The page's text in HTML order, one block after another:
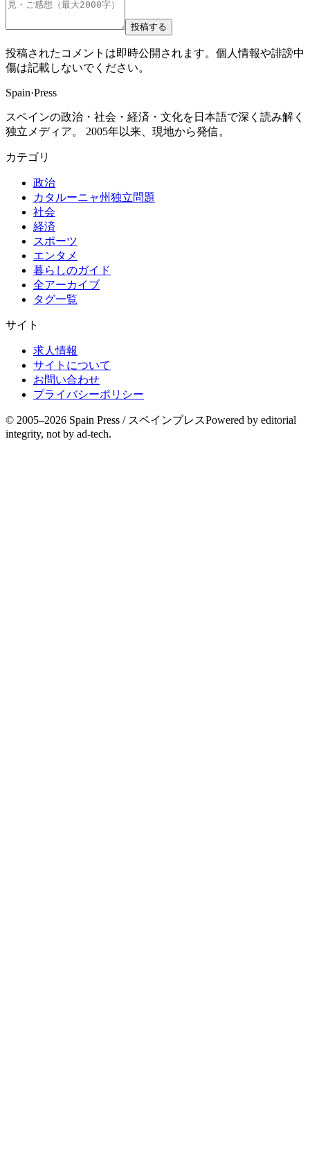
投稿する
投稿されたコメントは即時公開されます。個人情報や誹謗中
傷は記載しないでください。
Spain·Press
スペインの政治・社会・経済・文化を日本語で深く読み解く
独立メディア。 2005年以来、現地から発信。
カテゴリ
政治
カタルーニャ州独立問題
社会
経済
スポーツ
エンタメ
暮らしのガイド
全アーカイブ
タグ一覧
サイト
求人情報
サイトについて
お問い合わせ
プライバシーポリシー
© 2005–2026 Spain Press / スペインプレスPowered by editorial
integrity, not by ad-tech.